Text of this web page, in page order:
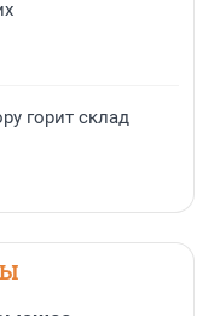
горит склад